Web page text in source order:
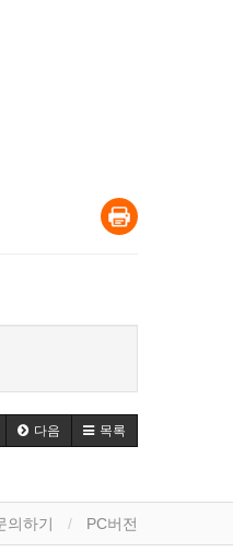
다음 목록
의하기 PC버전